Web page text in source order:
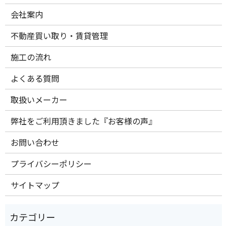
会社案内
不動産買い取り・賃貸管理
施工の流れ
よくある質問
取扱いメーカー
弊社をご利用頂きました『お客様の声』
お問い合わせ
プライバシーポリシー
サイトマップ